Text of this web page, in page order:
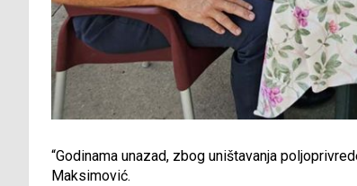
“Godinama unazad, zbog uništavanja
Maksimović.